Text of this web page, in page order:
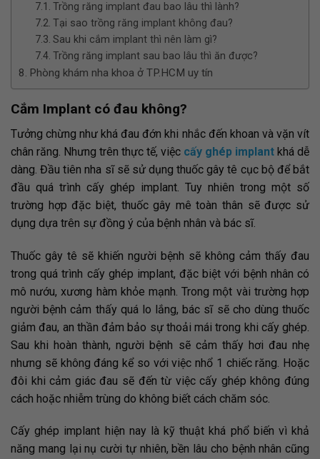
Trồng răng implant đau bao lâu thì lành?
Tại sao trồng răng implant không đau?
Sau khi cắm implant thì nên làm gì?
Trồng răng implant sau bao lâu thì ăn được?
Phòng khám nha khoa ở TP.HCM uy tín
Cắm Implant có đau không?
Tưởng chừng như khá đau đớn khi nhắc đến khoan và vặn vít
chân răng. Nhưng trên thực tế, việc cấy ghép implant khá dễ
dàng. Đầu tiên nha sĩ sẽ sử dụng thuốc gây tê cục bộ để bắt
đầu quá trình cấy ghép implant. Tuy nhiên trong một số
trường hợp đặc biệt, thuốc gây mê toàn thân sẽ được sử
dụng dựa trên sự đồng ý của bệnh nhân và bác sĩ.
Thuốc gây tê sẽ khiến người bệnh sẽ không cảm thấy đau
trong quá trình cấy ghép implant, đặc biệt với bệnh nhân có
mô nướu, xương hàm khỏe mạnh. Trong một vài trường hợp
người bệnh cảm thấy quá lo lắng, bác sĩ sẽ cho dùng thuốc
giảm đau, an thần đảm bảo sự thoải mái trong khi cấy ghép.
Sau khi hoàn thành, người bệnh sẽ cảm thấy hơi đau nhẹ
nhưng sẽ không đáng kể so với việc nhổ 1 chiếc răng. Hoặc
đôi khi cảm giác đau sẽ đến từ việc cấy ghép không đúng
cách hoặc nhiễm trùng do không biết cách chăm sóc.
Cấy ghép implant hiện nay là kỹ thuật khá phổ biến vì khả
năng mang lại nụ cười tự nhiên, bền lâu cho bệnh nhân cũng